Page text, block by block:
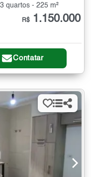
quartos - 225 m²
R$ 1.150.000
Contatar